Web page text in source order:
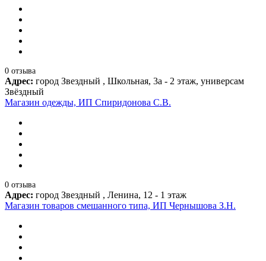
0 отзыва
Адрес: город Звездный , Школьная, 3а - 2 этаж, универсам
Звёздный
Магазин одежды, ИП Спиридонова С.В.
0 отзыва
Адрес: город Звездный , Ленина, 12 - 1 этаж
Магазин товаров смешанного типа, ИП Чернышова З.Н.